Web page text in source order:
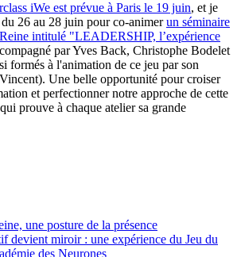
iWe est prévue à Paris le 19 juin, et je
26 au 28 juin pour co-animerun séminaire
intitulé "LEADERSHIP, l’expérience
par Yves Back, Christophe Bodelet
formés à l'animation de ce jeu par son
Une belle opportunité pour croiser
et perfectionner notre approche de cette
prouve à chaque atelier sa grande
une posture de la présence
devient miroir : une expérience du Jeu du
des Neurones